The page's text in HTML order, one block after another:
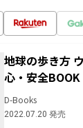
地球の歩き方
心・安全BOOK
D-Books
2022.07.20 発売